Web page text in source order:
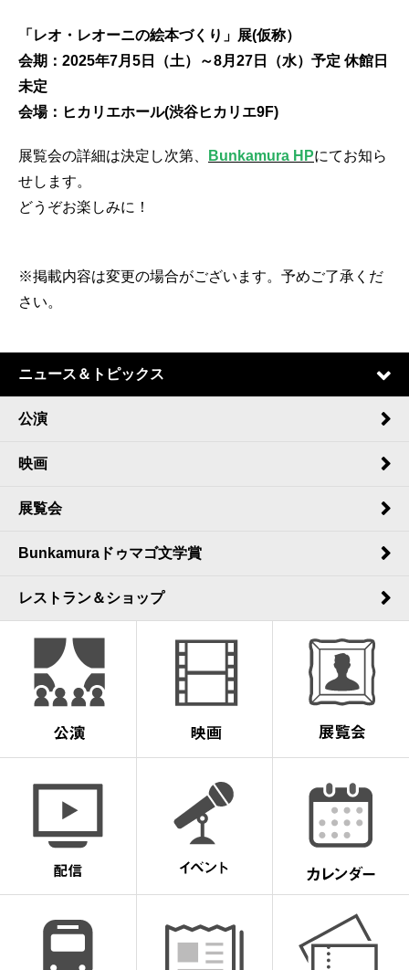
「レオ・レオーニの絵本づくり」展(仮称）
会期：2025年7月5日（土）～8月27日（水）予定 休館日
未定
会場：ヒカリエホール(渋谷ヒカリエ9F)
展覧会の詳細は決定し次第、 Bunkamura HPにてお知ら
せします。
どうぞお楽しみに！
※掲載内容は変更の場合がございます。予めご了承くだ
さい。
ニュース＆トピックス
公演
映画
展覧会
Bunkamuraドゥマゴ文学賞
レストラン＆ショップ